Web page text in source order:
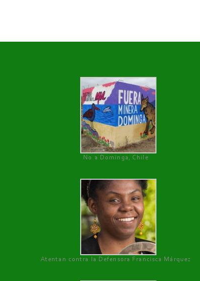
No a Dominga, Chile
Atentan contra la Defensora Francisca Márquez